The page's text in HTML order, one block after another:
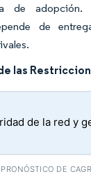
de adopción.
de
las
de la red y